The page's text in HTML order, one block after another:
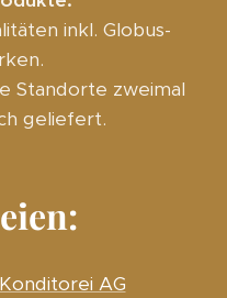
inkl. Globus-
Standorte zweimal
geliefert.
AG